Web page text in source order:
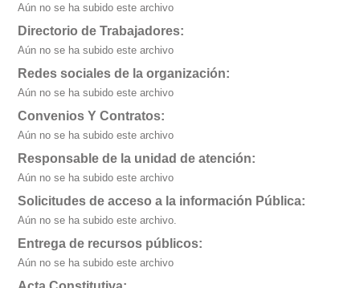
Aún no se ha subido este archivo
Directorio de Trabajadores:
Aún no se ha subido este archivo
Redes sociales de la organización:
Aún no se ha subido este archivo
Convenios Y Contratos:
Aún no se ha subido este archivo
Responsable de la unidad de atención:
Aún no se ha subido este archivo
Solicitudes de acceso a la información Pública:
Aún no se ha subido este archivo.
Entrega de recursos públicos:
Aún no se ha subido este archivo